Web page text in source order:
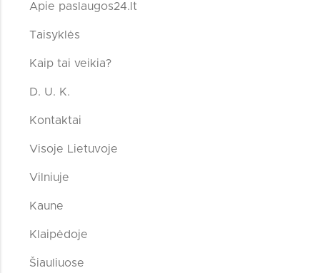
Apie paslaugos24.lt
Taisyklės
Kaip tai veikia?
D. U. K.
Kontaktai
Visoje Lietuvoje
Vilniuje
Kaune
Klaipėdoje
Šiauliuose